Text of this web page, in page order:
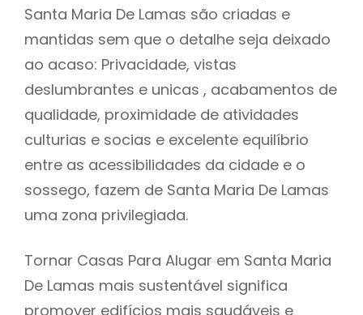
Santa Maria De Lamas são criadas e
mantidas sem que o detalhe seja deixado
ao acaso: Privacidade, vistas
deslumbrantes e unicas , acabamentos de
qualidade, proximidade de atividades
culturias e socias e excelente equilíbrio
entre as acessibilidades da cidade e o
sossego, fazem de Santa Maria De Lamas
uma zona privilegiada.
Tornar Casas Para Alugar em Santa Maria
De Lamas mais sustentável significa
promover edifícios mais saudáveis e